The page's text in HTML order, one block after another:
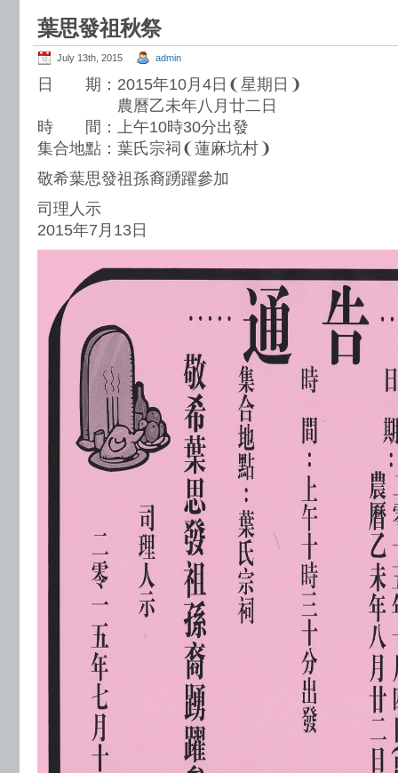
葉思發祖秋祭
July 13th, 2015 admin
日 期：2015年10月4日❨星期日❩
農曆乙未年八月廿二日
時 間：上午10時30分出發
集合地點：葉氏宗祠❨蓮麻坑村❩
敬希葉思發祖孫裔踴躍參加
司理人示
2015年7月13日